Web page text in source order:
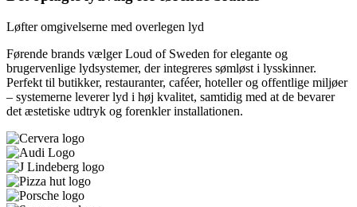
Løfter omgivelserne med overlegen lyd
Førende brands vælger Loud of Sweden for elegante og
brugervenlige lydsystemer, der integreres sømløst i lysskinner.
Perfekt til butikker, restauranter, caféer, hoteller og offentlige miljøer
– systemerne leverer lyd i høj kvalitet, samtidig med at de bevarer
det æstetiske udtryk og forenkler installationen.